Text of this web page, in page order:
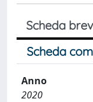
Scheda
Scheda
Anno
2020